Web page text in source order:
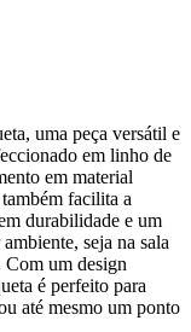
uma peça versátil e
em linho de
em material
facilita a
durabilidade e um
seja na sala
Com um design
é perfeito para
até mesmo um ponto